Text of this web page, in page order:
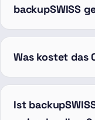
backupSWISS
Was kostet das
Ist